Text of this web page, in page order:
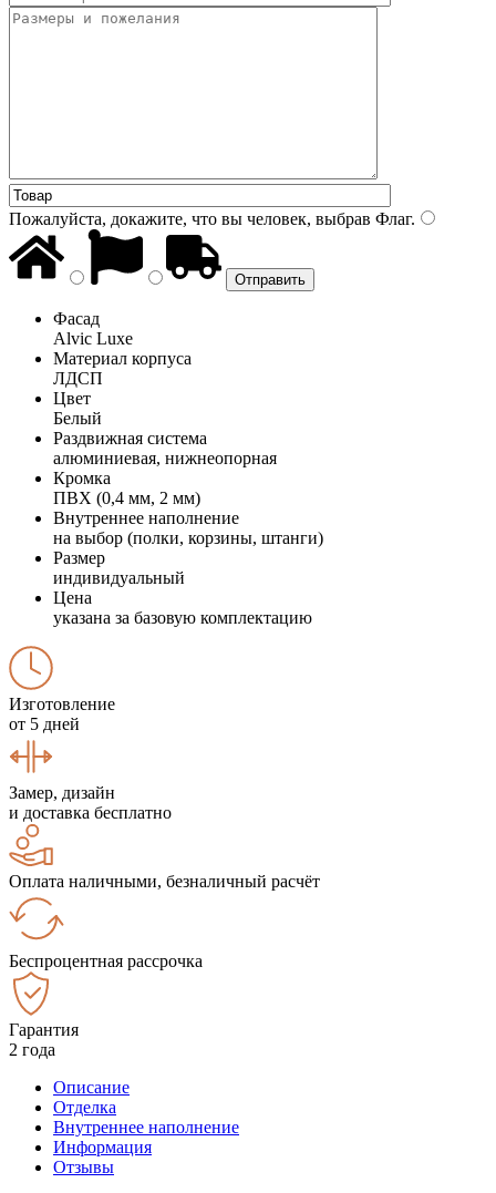
Пожалуйста, докажите, что вы человек, выбрав Флаг.
Фасад
Alvic Luxe
Материал корпуса
ЛДСП
Цвет
Белый
Раздвижная система
алюминиевая, нижнеопорная
Кромка
ПВХ (0,4 мм, 2 мм)
Внутреннее наполнение
на выбор (полки, корзины, штанги)
Размер
индивидуальный
Цена
указана за базовую комплектацию
Изготовление
от 5 дней
Замер, дизайн
и доставка бесплатно
Оплата наличными, безналичный расчёт
Беспроцентная рассрочка
Гарантия
2 года
Описание
Отделка
Внутреннее наполнение
Информация
Отзывы